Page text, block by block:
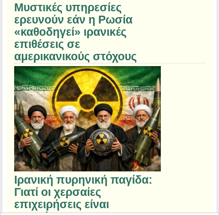
Μυστικές υπηρεσίες
ερευνούν εάν η Ρωσία
«καθοδηγεί» ιρανικές
επιθέσεις σε
αμερικανικούς στόχους
Ιρανική πυρηνική παγίδα:
Γιατί οι χερσαίες
επιχειρήσεις είναι